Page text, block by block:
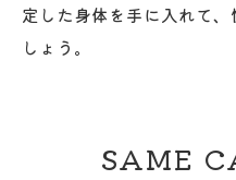
定した身体を手に入れて
しょう。
SAME